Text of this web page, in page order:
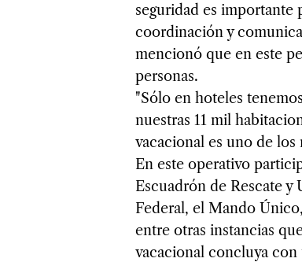
seguridad es importante
coordinación y
mencionó que en este
personas.
"Sólo en hoteles
nuestras 11 mil
vacacional es uno de
En este operativo
Escuadrón de Rescate y
Federal, el Mando
entre otras instancias
vacacional concluya con